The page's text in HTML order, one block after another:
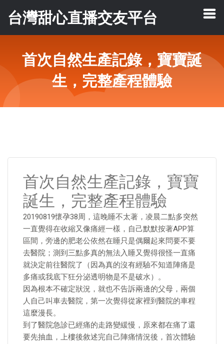
台灣甜心直播交友平台
首次自然生產記錄，寶寶誕
生，完整產程體驗
首次自然生產記錄，寶寶
誕生，完整產程體驗
20190819懷孕38周，這晚睡不太著，凌晨二點多突然
一直覺得在收縮又像痛經一樣，自己默默按著APP算
區間，旁邊的肥老公依然在睡只是偶爾起來問要不要
去醫院；測到三點多真的無法入睡又覺得很怪一直痛
就決定前往醫院了（因為真的沒有經驗不知道陣痛是
多痛或我底下狂分泌透明物是不是破水）。
因為根本不確定狀況，就也不告訴兩邊的父母，兩個
人自己叫車去醫院，第一次覺得從家裡到醫院的車程
這麼漫長。
到了醫院急診已經痛的走路變緩慢，原來都在痛了還
要先抽血，上樓後敘述完自己陣痛情況後，首次體驗